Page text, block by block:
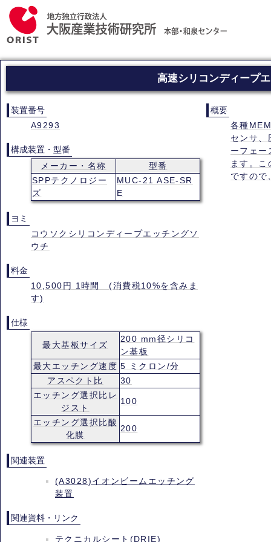
高速シリコンディープ
装置番号
A9293
構成装置・型番
メーカー・名称
型番
SPPテクノロジー
ズ
MUC-21 ASE-SR
E
ヨミ
コウソクシリコンディープエッチングソ
ウチ
料金
10,500円 1時間 (消費税10%を含みま
す)
仕様
最大基板サイズ
200 mm径シリコ
ン基板
最大エッチング速度 5 ミクロン/分
アスペクト比
30
エッチング選択比レ
ジスト
100
エッチング選択比酸
化膜
200
関連装置
(A3028)イオンビームエッチング
装置
関連資料・リンク
テクニカルシート(DRIE)
概要
各種
センサ、
ーフェー
ます。
ですので